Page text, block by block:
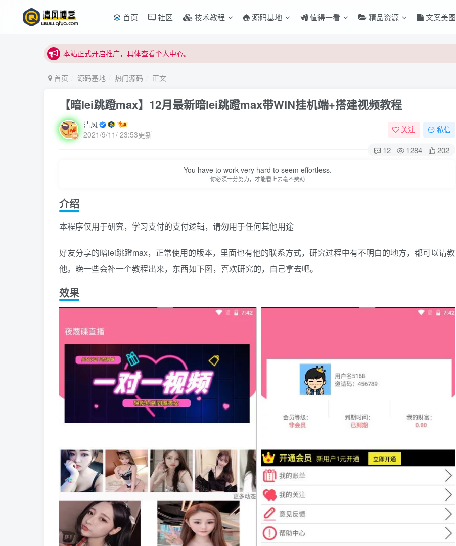
首页 社区 技术教程 源码基地 值得一看 精品资源 文案美图
站内下载链接有问题请私信站长 - 清风博客
站内下载链接有问题请私信站长 - 清风博客
首页 源码基地 热门源码 正文
【暗lei跳蹬max】12月最新暗lei跳蹬max带WIN挂机端+搭建视频教程
清风
2021/9/11/ 23:53更新
关注 私信
12 1284 202
You have to work very hard to seem effortless.
你必须十分努力，才能看上去毫不费劲
介绍
本程序仅用于研究，学习支付的支付逻辑，请勿用于任何其他用途
好友分享的暗lei跳蹬max，正常使用的版本，里面也有他的联系方式，研究过程中有不明白的地方，都可以请教
他。晚一些会补一个教程出来，东西如下图，喜欢研究的，自己拿去吧。
效果
登录
用户名或邮箱
登录密码
记住登录
百度登录
使用社交账号登录即表示同意